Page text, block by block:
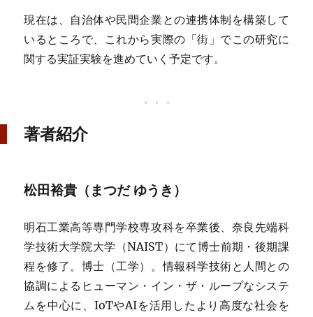
現在は、自治体や民間企業との連携体制を構築して
いるところで、これから実際の「街」でこの研究に
関する実証実験を進めていく予定です。
著者紹介
松田裕貴（まつだ ゆうき）
明石工業高等専門学校専攻科を卒業後、奈良先端科
学技術大学院大学（NAIST）にて博士前期・後期課
程を修了。博士（工学）。情報科学技術と人間との
協調によるヒューマン・イン・ザ・ループなシステ
ムを中心に、IoTやAIを活用したより高度な社会を